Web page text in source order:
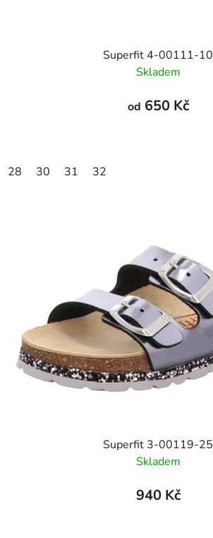
Superfit 4-00111-10
Skladem
od 650 Kč
28 30 31 32
Superfit 3-00119-25
Skladem
940 Kč